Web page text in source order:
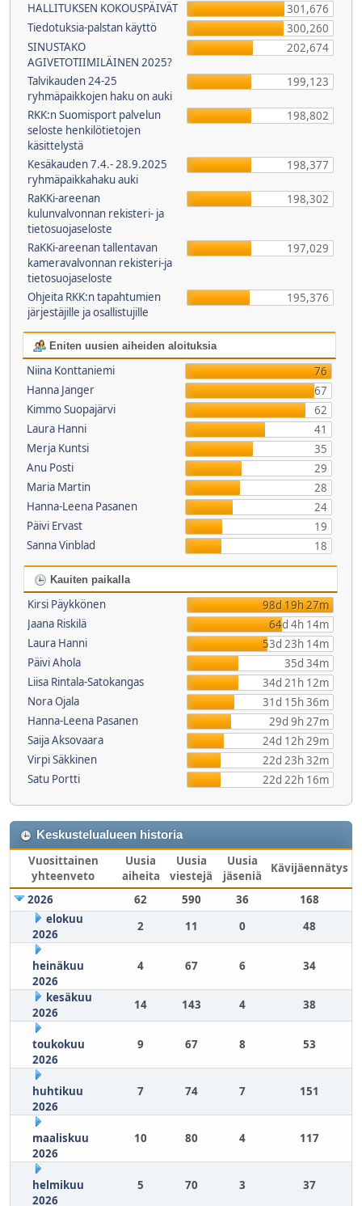
HALLITUKSEN KOKOUSPÄIVÄT
301,676
Tiedotuksia-palstan käyttö
300,260
SINUSTAKO
AGIVETOTIIMILÄINEN 2025?
202,674
Talvikauden 24-25
ryhmäpaikkojen haku on auki
199,123
RKK:n Suomisport palvelun
seloste henkilötietojen
käsittelystä
198,802
Kesäkauden 7.4.- 28.9.2025
ryhmäpaikkahaku auki
198,377
RaKKi-areenan
kulunvalvonnan rekisteri- ja
tietosuojaseloste
198,302
RaKKi-areenan tallentavan
kameravalvonnan rekisteri-ja
tietosuojaseloste
197,029
Ohjeita RKK:n tapahtumien
järjestäjille ja osallistujille
195,376
Eniten uusien aiheiden aloituksia
Niina Konttaniemi
76
Hanna Janger
67
Kimmo Suopajärvi
62
Laura Hanni
41
Merja Kuntsi
35
Anu Posti
29
Maria Martin
28
Hanna-Leena Pasanen
24
Päivi Ervast
19
Sanna Vinblad
18
Kauiten paikalla
Kirsi Päykkönen
98d 19h 27m
Jaana Riskilä
64d 4h 14m
Laura Hanni
53d 23h 14m
Päivi Ahola
35d 34m
Liisa Rintala-Satokangas
34d 21h 12m
Nora Ojala
31d 15h 36m
Hanna-Leena Pasanen
29d 9h 27m
Saija Aksovaara
24d 12h 29m
Virpi Säkkinen
22d 23h 32m
Satu Portti
22d 22h 16m
Keskustelualueen historia
Vuosittainen
yhteenveto
Uusia
aiheita
Uusia
viestejä
Uusia
jäseniä
Kävijäennätys
2026 62 590 36
168
elokuu
2026
2 11 0 48
heinäkuu
2026
4 67 6 34
kesäkuu
2026
14 143 4 38
toukokuu
2026
9 67 8 53
huhtikuu
2026
7 74 7 151
maaliskuu
2026
10 80 4 117
helmikuu
2026
5 70 3 37